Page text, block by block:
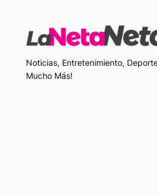
Noticias, Entretenimiento,
Mucho Más!